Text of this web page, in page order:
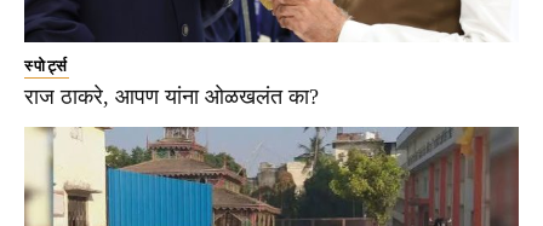
स्पोर्ट्स
राज ठाकरे, आपण यांना ओळखलंत का?